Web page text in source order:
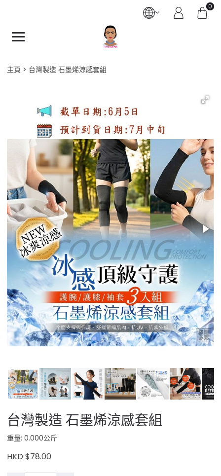
0
主頁 台灣製造 石墨烯涼感套組
台灣製造 石墨烯涼感套組
重量: 0.000公斤
HKD $78.00